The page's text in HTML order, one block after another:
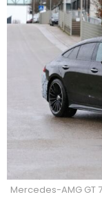
Mercedes-AMG GT